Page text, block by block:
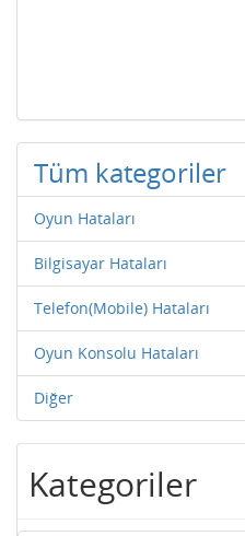
Tüm kategoriler
Oyun Hataları
Bilgisayar Hataları
Telefon(Mobile) Hataları
Oyun Konsolu Hataları
Diğer
Kategoriler